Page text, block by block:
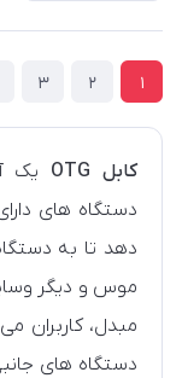
1
2
3
کابل OTG
یک
موس و دیگر
مبدل، کاربران
دستگاه های